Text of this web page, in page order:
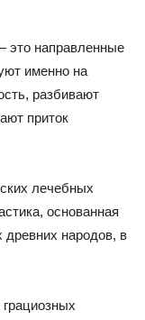
это направленные
именно на
разбивают
приток
лечебных
основанная
древних народов, в